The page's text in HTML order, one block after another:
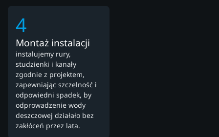
4
Montaż instalacji
instalujemy rury,
studzienki i kanały
zgodnie z projektem,
zapewniając szczelność i
odpowiedni spadek, by
odprowadzenie wody
deszczowej działało bez
zakłóceń przez lata.